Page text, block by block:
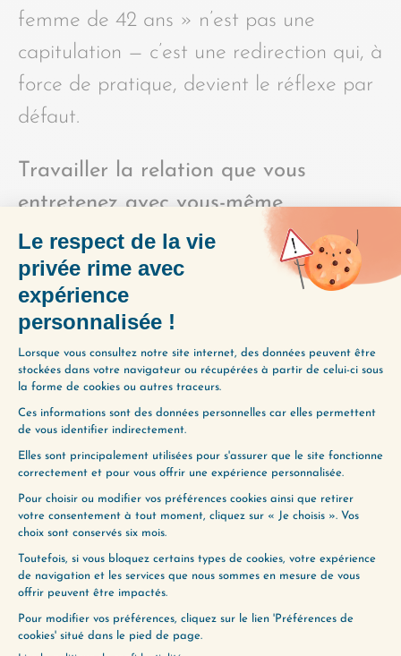
femme de 42 ans » n’est pas une
capitulation — c’est une redirection qui, à
force de pratique, devient le réflexe par
défaut.
Travailler la relation que vous
entretenez avec vous-même
Le regard qu’on porte sur son reflet est
profondément conditionné par la qualité
de la relation qu’on a avec soi-même.
Trois questions à explorer :
Est-ce que je m’aime en tant que
personne, indépendamment de mon
apparence et de ma performance ?
Est-ce que je me chéris au quotidien,
est-ce que je m’accorde la même
douceur qu’aux personnes que
j’aime ?